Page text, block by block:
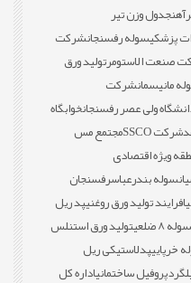
جدول وزن تیر
پزشکیسوله رفسنجانشرکت
صنعت الاستومرتولید ورق
مانیسمانشرکت
ولی عصر رفسنجانخوابگاه
شرکت SSCO
مجتمع مس
ویژه اقتصادی
سوله بندرعباسرفسنجان
فرایند تولید ورق روغنیپد ریل
سوله 8 ضلعی
تولید ورق استنلس
خرپاییپدلاستیکی ریل
پروفیل ساختمانیاداره کل